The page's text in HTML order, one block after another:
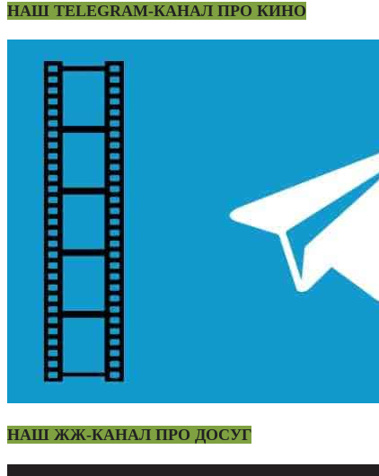
НАШ TELEGRAM-КАНАЛ ПРО КИНО
НАШ ЖЖ-КАНАЛ ПРО ДОСУГ